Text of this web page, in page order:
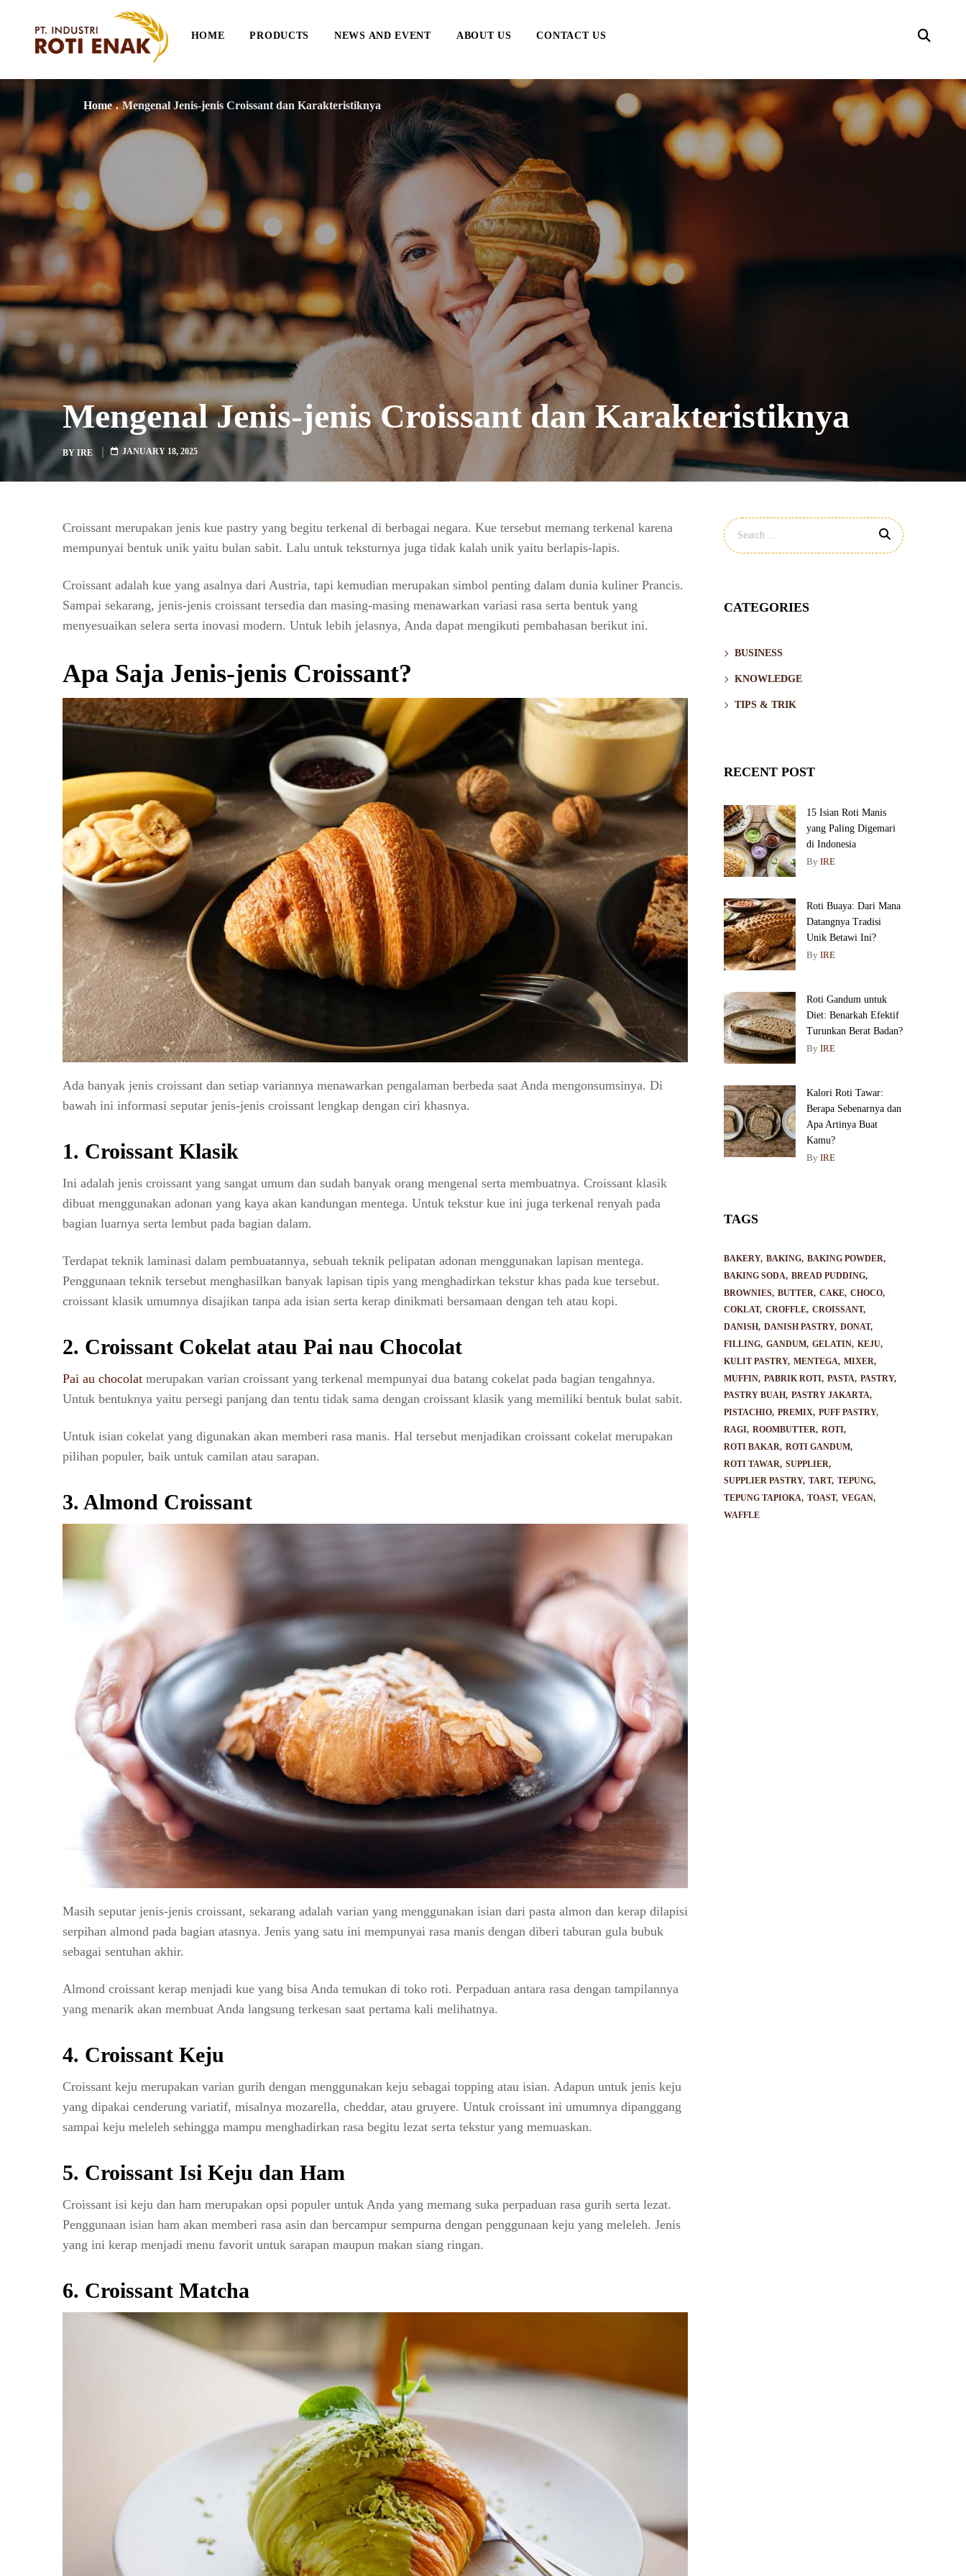
HOME PRODUCTS NEWS AND EVENT ABOUT US CONTACT US
Home . Mengenal Jenis-jenis Croissant dan Karakteristiknya
Mengenal Jenis-jenis Croissant dan Karakteristiknya
BY IRE JANUARY 18, 2025
Croissant merupakan jenis kue pastry yang begitu terkenal di berbagai negara. Kue tersebut memang terkenal karena
mempunyai bentuk unik yaitu bulan sabit. Lalu untuk teksturnya juga tidak kalah unik yaitu berlapis-lapis.
Croissant adalah kue yang asalnya dari Austria, tapi kemudian merupakan simbol penting dalam dunia kuliner Prancis.
Sampai sekarang, jenis-jenis croissant tersedia dan masing-masing menawarkan variasi rasa serta bentuk yang
menyesuaikan selera serta inovasi modern. Untuk lebih jelasnya, Anda dapat mengikuti pembahasan berikut ini.
Apa Saja Jenis-jenis Croissant?
Ada banyak jenis croissant dan setiap variannya menawarkan pengalaman berbeda saat Anda mengonsumsinya. Di
bawah ini informasi seputar jenis-jenis croissant lengkap dengan ciri khasnya.
1. Croissant Klasik
Ini adalah jenis croissant yang sangat umum dan sudah banyak orang mengenal serta membuatnya. Croissant klasik
dibuat menggunakan adonan yang kaya akan kandungan mentega. Untuk tekstur kue ini juga terkenal renyah pada
bagian luarnya serta lembut pada bagian dalam.
Terdapat teknik laminasi dalam pembuatannya, sebuah teknik pelipatan adonan menggunakan lapisan mentega.
Penggunaan teknik tersebut menghasilkan banyak lapisan tipis yang menghadirkan tekstur khas pada kue tersebut.
croissant klasik umumnya disajikan tanpa ada isian serta kerap dinikmati bersamaan dengan teh atau kopi.
2. Croissant Cokelat atau Pai nau Chocolat
Pai au chocolat merupakan varian croissant yang terkenal mempunyai dua batang cokelat pada bagian tengahnya.
Untuk bentuknya yaitu persegi panjang dan tentu tidak sama dengan croissant klasik yang memiliki bentuk bulat sabit.
Untuk isian cokelat yang digunakan akan memberi rasa manis. Hal tersebut menjadikan croissant cokelat merupakan
pilihan populer, baik untuk camilan atau sarapan.
3. Almond Croissant
Masih seputar jenis-jenis croissant, sekarang adalah varian yang menggunakan isian dari pasta almon dan kerap dilapisi
serpihan almond pada bagian atasnya. Jenis yang satu ini mempunyai rasa manis dengan diberi taburan gula bubuk
sebagai sentuhan akhir.
Almond croissant kerap menjadi kue yang bisa Anda temukan di toko roti. Perpaduan antara rasa dengan tampilannya
yang menarik akan membuat Anda langsung terkesan saat pertama kali melihatnya.
4. Croissant Keju
Croissant keju merupakan varian gurih dengan menggunakan keju sebagai topping atau isian. Adapun untuk jenis keju
yang dipakai cenderung variatif, misalnya mozarella, cheddar, atau gruyere. Untuk croissant ini umumnya dipanggang
sampai keju meleleh sehingga mampu menghadirkan rasa begitu lezat serta tekstur yang memuaskan.
5. Croissant Isi Keju dan Ham
Croissant isi keju dan ham merupakan opsi populer untuk Anda yang memang suka perpaduan rasa gurih serta lezat.
Penggunaan isian ham akan memberi rasa asin dan bercampur sempurna dengan penggunaan keju yang meleleh. Jenis
yang ini kerap menjadi menu favorit untuk sarapan maupun makan siang ringan.
6. Croissant Matcha
CATEGORIES
BUSINESS
KNOWLEDGE
TIPS & TRIK
RECENT POST
15 Isian Roti Manis
yang Paling Digemari
di Indonesia
By IRE
Roti Buaya: Dari Mana
Datangnya Tradisi
Unik Betawi Ini?
By IRE
Roti Gandum untuk
Diet: Benarkah Efektif
Turunkan Berat Badan?
By IRE
Kalori Roti Tawar:
Berapa Sebenarnya dan
Apa Artinya Buat
Kamu?
By IRE
TAGS
BAKERY BAKING BAKING POWDER
BAKING SODA
BREAD PUDDING
BROWNIES BUTTER CAKE CHOCO
COKLAT CROFFLE CROISSANT
DANISH DANISH PASTRY DONAT
FILLING GANDUM GELATIN KEJU
KULIT PASTRY MENTEGA
MIXER
MUFFIN PABRIK ROTI PASTA
PASTRY
PASTRY BUAH PASTRY JAKARTA
PISTACHIO PREMIX PUFF PASTRY
RAGI ROOMBUTTER ROTI
ROTI BAKAR
ROTI GANDUM
ROTI TAWAR
SUPPLIER
SUPPLIER PASTRY TART TEPUNG
TEPUNG TAPIOKA TOAST VEGAN
WAFFLE